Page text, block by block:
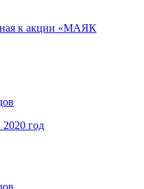
к акции «МАЯК
год